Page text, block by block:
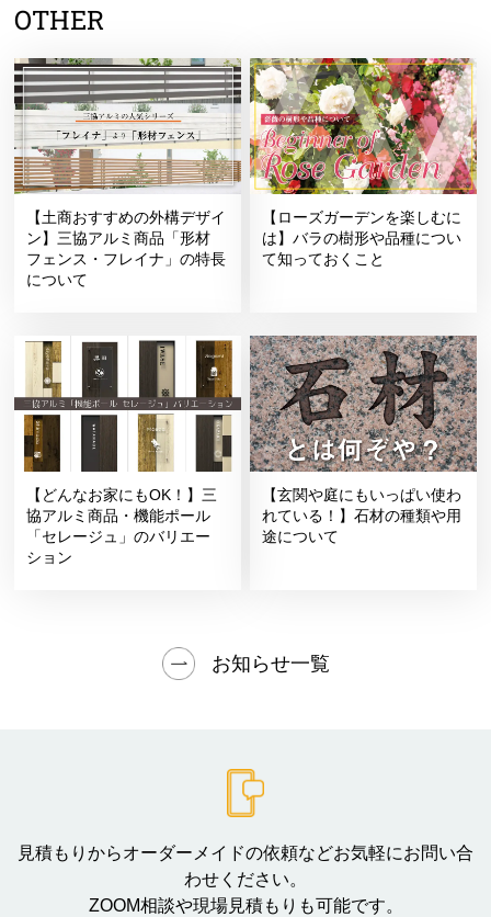
OTHER
【土商おすすめの外構デザイ
ン】三協アルミ商品「形材
フェンス・フレイナ」の特長
について
【ローズガーデンを楽しむに
は】バラの樹形や品種につい
て知っておくこと
【どんなお家にもOK！】三
協アルミ商品・機能ポール
「セレージュ」のバリエー
ション
【玄関や庭にもいっぱい使わ
れている！】石材の種類や用
途について
お知らせ一覧
見積もりからオーダーメイドの依頼などお気軽にお問い合
わせください。
ZOOM相談や現場見積もりも可能です。